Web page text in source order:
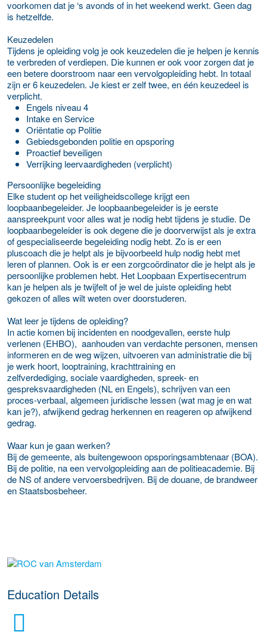
voorkomen dat je ‘s avonds of in het weekend werkt. Geen dag
is hetzelfde.
Keuzedelen
Tijdens je opleiding volg je ook keuzedelen die je helpen je kennis
te verbreden of verdiepen. Die kunnen er ook voor zorgen dat je
een betere doorstroom naar een vervolgopleiding hebt. In totaal
zijn er 6 keuzedelen. Je kiest er zelf twee, en één keuzedeel is
verplicht.
Engels niveau 4
Intake en Service
Oriëntatie op Politie
Gebiedsgebonden politie en opsporing
Proactief beveiligen
Verrijking leervaardigheden (verplicht)
Persoonlijke begeleiding
Elke student op het veiligheidscollege krijgt een
loopbaanbegeleider. Je loopbaanbegeleider is je eerste
aanspreekpunt voor alles wat je nodig hebt tijdens je studie. De
loopbaanbegeleider is ook degene die je doorverwijst als je extra
of gespecialiseerde begeleiding nodig hebt. Zo is er een
pluscoach die je helpt als je bijvoorbeeld hulp nodig hebt met
leren of plannen. Ook is er een zorgcoördinator die je helpt als je
persoonlijke problemen hebt. Het Loopbaan Expertisecentrum
kan je helpen als je twijfelt of je wel de juiste opleiding hebt
gekozen of alles wilt weten over doorstuderen.
Wat leer je tijdens de opleiding?
In actie komen bij incidenten en noodgevallen, eerste hulp
verlenen (EHBO), aanhouden van verdachte personen, mensen
informeren en de weg wijzen, uitvoeren van administratie die bij
je werk hoort, looptraining, krachttraining en
zelfverdediging, sociale vaardigheden, spreek- en
gespreksvaardigheden (NL en Engels), schrijven van een
proces-verbaal, algemeen juridische lessen (wat mag je en wat
kan je?), afwijkend gedrag herkennen en reageren op afwijkend
gedrag.
Waar kun je gaan werken?
Bij de gemeente, als buitengewoon opsporingsambtenaar (BOA).
Bij de politie, na een vervolgopleiding aan de politieacademie. Bij
de NS of andere vervoersbedrijven. Bij de douane, de brandweer
en Staatsbosbeheer.
about this provider
Education Details